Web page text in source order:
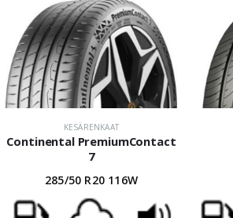
KESÄRENKAAT
Continental PremiumContact
7
285/50 R20 116W